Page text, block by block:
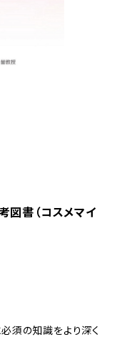
図書（コスメマイ
須の知識をより深く